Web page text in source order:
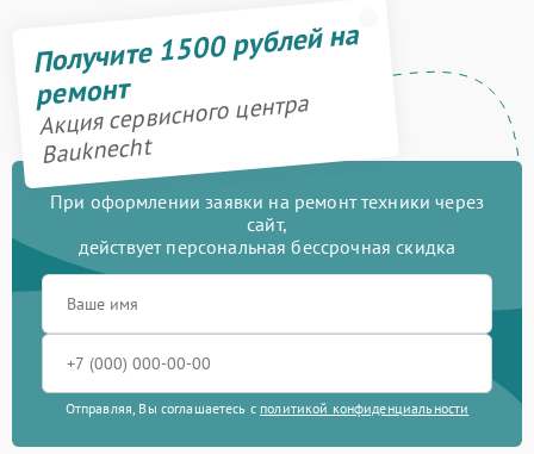
Получите 1500 рублей на
ремонт
Акция сервисного центра
Bauknecht
При оформлении заявки на ремонт техники через
сайт,
действует персональная бессрочная скидка
Отправляя, Вы соглашаетесь с политикой конфиденциальности